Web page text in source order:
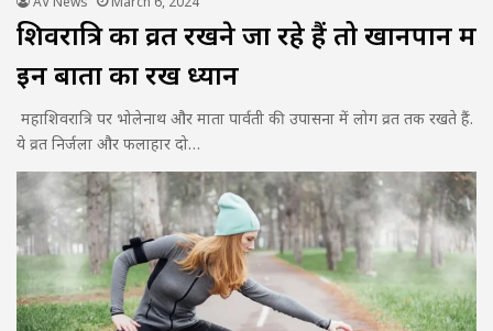
शिवरात्रि का व्रत रखने जा रहे हैं तो खानपान में
इन बातों का रखें ध्यान
महाशिवरात्रि पर भोलेनाथ और माता पार्वती की उपासना में लोग व्रत तक रखते हैं.
ये व्रत निर्जला और फलाहार दो…